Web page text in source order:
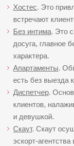
Хостес. Это
встречают
Без интима. Это
досуга, главное
характера.
Апартаменты.
есть без выезда
Диспетчер.
клиентов,
и девушкой.
Скаут. Скаут
эскорт-